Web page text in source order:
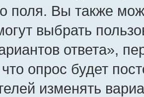
поля. Вы также
выбрать
ответа»,
что опрос будет
изменять